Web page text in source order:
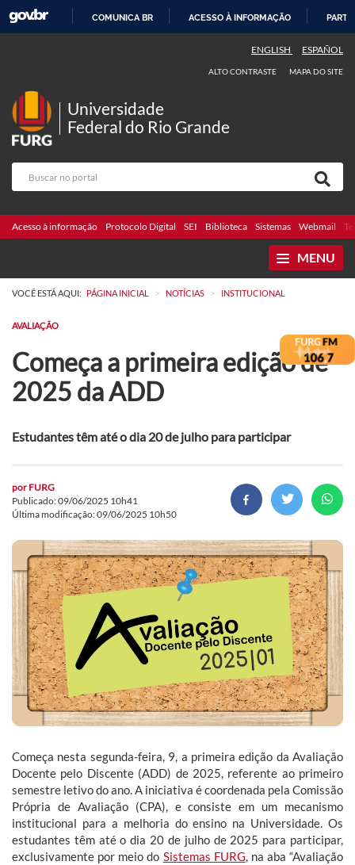
COMUNICA BR ACESSO À INFORMAÇÃO
ENGLISH ESPAÑOL
ALTO CONTRASTE MAPA DO SITE
Universidade
Federal do Rio Grande
Acesso à informação Protocolo Digital SEI Biblioteca Sistemas Webmail
MENU
VOCÊ ESTÁ AQUI: PÁGINA INICIAL > NOTÍCIAS > INSTITUCIONAL
AVALIAÇÃO
Começa a primeira edição de
2025 da ADD
Estudantes têm até o dia 20 de julho para participar
por FURG
Publicado: 09/06/2025 10h41
Última modificação: 09/06/2025 10h50
Começa nesta segunda-feira, 9, a primeira edição da Avaliação
Docente pelo Discente (ADD) de 2025, referente ao primeiro
semestre letivo do ano. A iniciativa é coordenada pela Comissão
Própria de Avaliação (CPA), e consiste em um mecanismo
institucional para a melhoria do ensino na Universidade. Os
estudantes têm até o dia 20 de julho de 2025 para participar,
exclusivamente por meio do Sistemas FURG, na aba “Avaliação